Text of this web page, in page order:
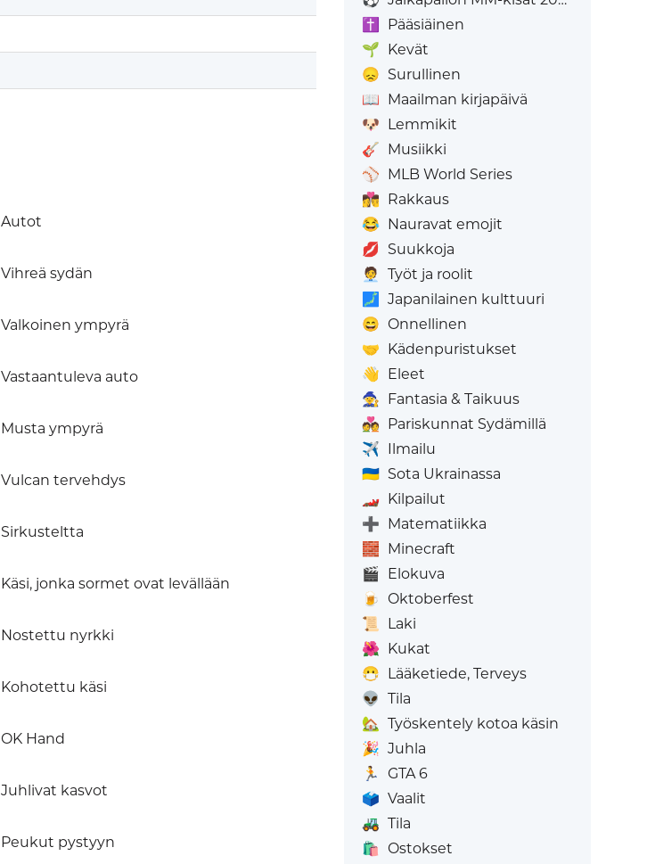
Autot
Vihreä sydän
Valkoinen ympyrä
Vastaantuleva auto
Musta ympyrä
Vulcan tervehdys
Sirkusteltta
Käsi, jonka sormet ovat levällään
Nostettu nyrkki
Kohotettu käsi
OK Hand
Juhlivat kasvot
Peukut pystyyn
✝️
Pääsiäinen
🌱 Kevät
😞 Surullinen
📖 Maailman kirjapäivä
🐶 Lemmikit
🎸 Musiikki
⚾ MLB World Series
👩‍❤️‍💋‍👨 Rakkaus
😂 Nauravat emojit
💋 Suukkoja
🧑‍💼
Työt ja roolit
🗾 Japanilainen kulttuuri
😄 Onnellinen
🤝 Kädenpuristukset
👋 Eleet
🧙 Fantasia & Taikuus
💑 Pariskunnat Sydämillä
✈️ Ilmailu
🇺🇦 Sota Ukrainassa
🏎️ Kilpailut
➕ Matematiikka
🧱 Minecraft
🎬 Elokuva
🍺
Oktoberfest
📜
Laki
🌺 Kukat
😷 Lääketiede, Terveys
👽 Tila
🏡 Työskentely kotoa käsin
🎉 Juhla
🏃
GTA 6
🗳️ Vaalit
🚜 Tila
🛍️
Ostokset